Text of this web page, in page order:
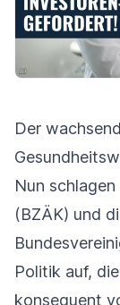
Der
Nun
(BZÄK) und
Politik auf,
konsequent